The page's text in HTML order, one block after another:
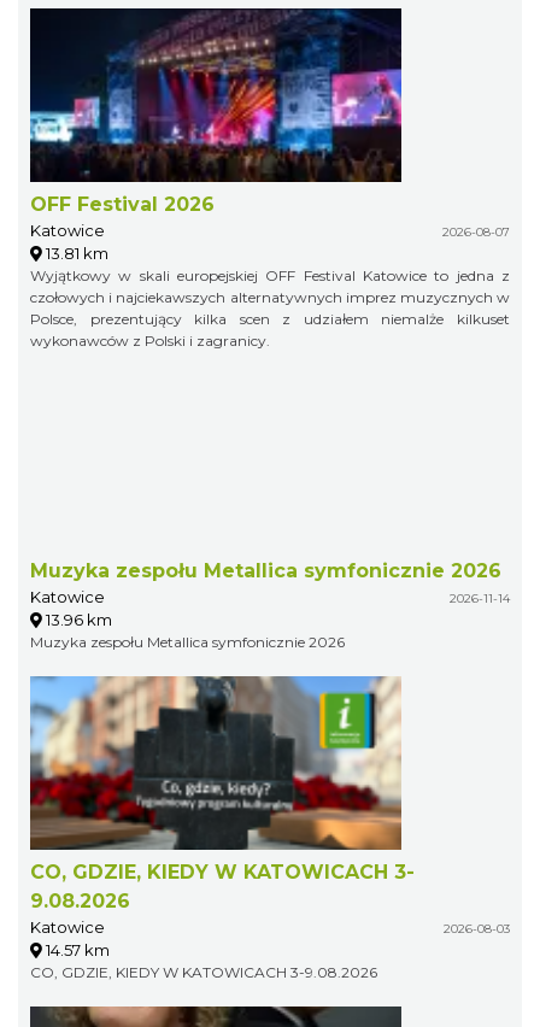
OFF Festival 2026
Katowice 2026-08-07
13.81 km
Wyjątkowy w skali europejskiej OFF Festival Katowice to jedna z
czołowych i najciekawszych alternatywnych imprez muzycznych w
Polsce, prezentujący kilka scen z udziałem niemalże kilkuset
wykonawców z Polski i zagranicy.
Muzyka zespołu Metallica symfonicznie 2026
Katowice 2026-11-14
13.96 km
Muzyka zespołu Metallica symfonicznie 2026
CO, GDZIE, KIEDY W KATOWICACH 3-
9.08.2026
Katowice 2026-08-03
14.57 km
CO, GDZIE, KIEDY W KATOWICACH 3-9.08.2026